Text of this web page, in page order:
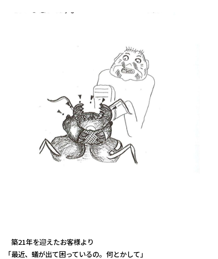
築21年を迎えたお客様より
「最近、蟻が出て困っているの。何とかして」